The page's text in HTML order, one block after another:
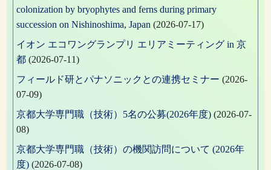
colonization by bryophytes and ferns during primary
succession on Nishinoshima, Japan (2026-07-17)
イオン エコワングランプリ エリアミーティング in 京
都 (2026-07-11)
フィールド研とパナソニックとの連携セミナー (2026-
07-09)
京都大学専門職（技術）5名の公募(2026年度) (2026-07-
08)
京都大学専門職（技術）の機関訪問について (2026年
度) (2026-07-08)